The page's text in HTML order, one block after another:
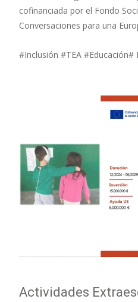
cofinanciada por el Fondo
Conversaciones para una
#Inclusión #TEA #Educación#
Actividades